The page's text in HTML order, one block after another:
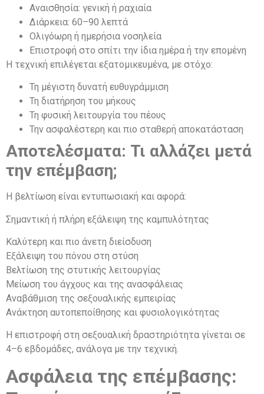
Αναισθησία: γενική ή ραχιαία
Διάρκεια: 60–90 λεπτά
Ολιγόωρη ή ημερήσια νοσηλεία
Επιστροφή στο σπίτι την ίδια ημέρα ή την επομένη
Η τεχνική επιλέγεται εξατομικευμένα, με στόχο:
Τη μέγιστη δυνατή ευθυγράμμιση
Τη διατήρηση του μήκους
Τη φυσική λειτουργία του πέους
Την ασφαλέστερη και πιο σταθερή αποκατάσταση
Αποτελέσματα: Τι αλλάζει μετά
την επέμβαση;
Η βελτίωση είναι εντυπωσιακή και αφορά:
Σημαντική ή πλήρη εξάλειψη της καμπυλότητας
Καλύτερη και πιο άνετη διείσδυση
Εξάλειψη του πόνου στη στύση
Βελτίωση της στυτικής λειτουργίας
Μείωση του άγχους και της ανασφάλειας
Αναβάθμιση της σεξουαλικής εμπειρίας
Ανάκτηση αυτοπεποίθησης και φυσιολογικότητας
Η επιστροφή στη σεξουαλική δραστηριότητα γίνεται σε
4–6 εβδομάδες, ανάλογα με την τεχνική.
Ασφάλεια της επέμβασης: